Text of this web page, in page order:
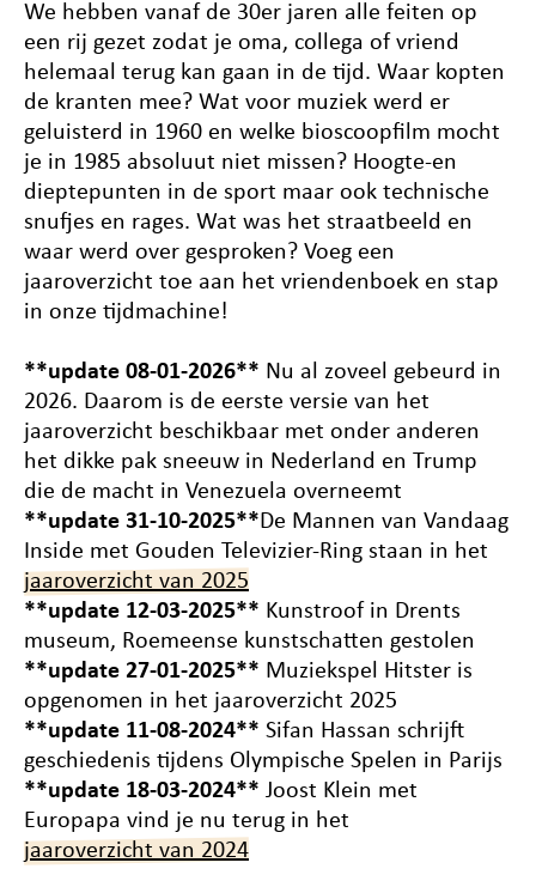
We hebben vanaf de 30er jaren alle feiten op
een rij gezet zodat je oma, collega of vriend
helemaal terug kan gaan in de tijd. Waar kopten
de kranten mee? Wat voor muziek werd er
geluisterd in 1960 en welke bioscoopfilm mocht
je in 1985 absoluut niet missen? Hoogte-en
dieptepunten in de sport maar ook technische
snufjes en rages. Wat was het straatbeeld en
waar werd over gesproken? Voeg een
jaaroverzicht toe aan het vriendenboek en stap
in onze tijdmachine!
**update 08-01-2026** Nu al zoveel gebeurd in
2026. Daarom is de eerste versie van het
jaaroverzicht beschikbaar met onder anderen
het dikke pak sneeuw in Nederland en Trump
die de macht in Venezuela overneemt
**update 31-10-2025**De Mannen van Vandaag
Inside met Gouden Televizier-Ring staan in het
jaaroverzicht van 2025
**update 12-03-2025** Kunstroof in Drents
museum, Roemeense kunstschatten gestolen
**update 27-01-2025** Muziekspel Hitster is
opgenomen in het jaaroverzicht 2025
**update 11-08-2024** Sifan Hassan schrijft
geschiedenis tijdens Olympische Spelen in Parijs
**update 18-03-2024** Joost Klein met
Europapa vind je nu terug in het
jaaroverzicht van 2024